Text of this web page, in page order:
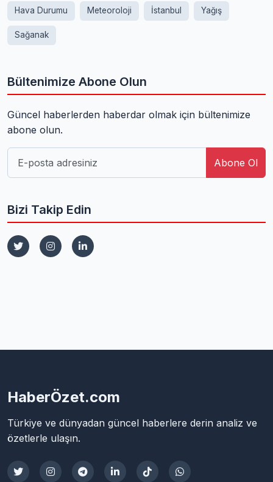
Hava Durumu Meteoroloji İstanbul Yağış
Sağanak
Bültenimize Abone Olun
Güncel haberlerden haberdar olmak için bültenimize
abone olun.
Abone Ol
Bizi Takip Edin
HaberÖzet.com
Türkiye ve dünyadan güncel haberlere derin analiz ve
özetlerle ulaşın.